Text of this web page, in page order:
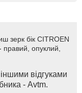
зерк бік CITROEN
опуклий,
відгуками
- Avtm.